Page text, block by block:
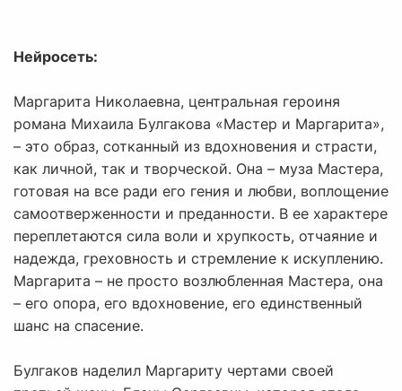
Нейросеть:
Маргарита Николаевна, центральная героиня
романа Михаила Булгакова «Мастер и Маргарита»,
– это образ, сотканный из вдохновения и страсти,
как личной, так и творческой. Она – муза Мастера,
готовая на все ради его гения и любви, воплощение
самоотверженности и преданности. В ее характере
переплетаются сила воли и хрупкость, отчаяние и
надежда, греховность и стремление к искуплению.
Маргарита – не просто возлюбленная Мастера, она
– его опора, его вдохновение, его единственный
шанс на спасение.
Булгаков наделил Маргариту чертами своей